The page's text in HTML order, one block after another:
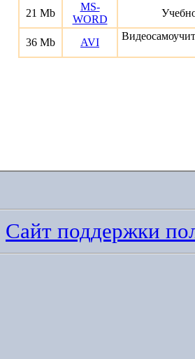
21 Mb
MS-
WORD
36 Mb AVI
Сайт поддержки